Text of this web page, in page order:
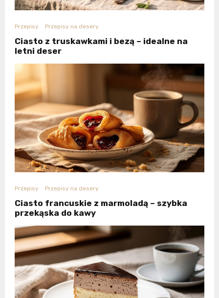
Przepisy Przepisy na desery
Ciasto z truskawkami i bezą – idealne na
letni deser
Przepisy Przepisy na desery
Ciasto francuskie z marmoladą – szybka
przekąska do kawy